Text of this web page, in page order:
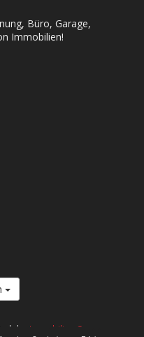
Büro, Garage,
Immobilien!
der Immobilien Gruppe.